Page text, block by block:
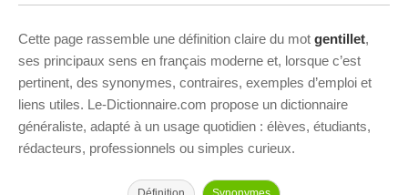
Cette page rassemble une définition claire du mot gentillet,
ses principaux sens en français moderne et, lorsque c’est
pertinent, des synonymes, contraires, exemples d’emploi et
liens utiles. Le-Dictionnaire.com propose un dictionnaire
généraliste, adapté à un usage quotidien : élèves, étudiants,
rédacteurs, professionnels ou simples curieux.